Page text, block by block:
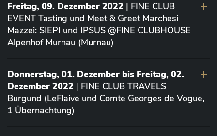
Freitag, 09. Dezember 2022 | FINE CLUB
EVENT Tasting und Meet & Greet Marchesi
Mazzei: SIEPI und IPSUS @FINE CLUBHOUSE
Alpenhof Murnau (Murnau)
Donnerstag, 01. Dezember bis Freitag, 02.
Dezember 2022 | FINE CLUB TRAVELS
Burgund (LeFlaive und Comte Georges de Vogue,
1 Übernachtung)